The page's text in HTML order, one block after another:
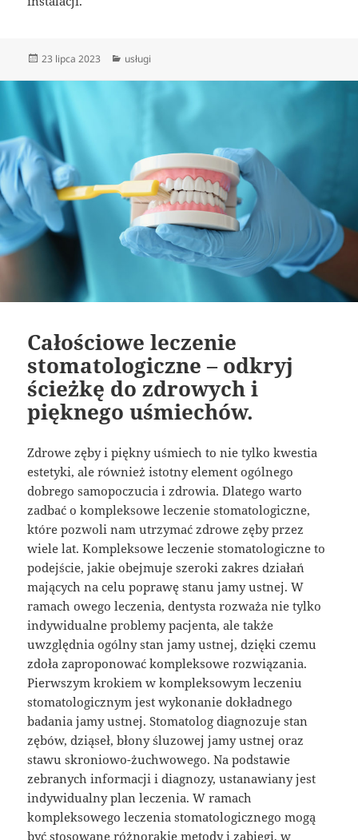
Data
23 lipca 2023 Kategorie
usługi
Całościowe leczenie
stomatologiczne – odkryj
ścieżkę do zdrowych i
pięknego uśmiechów.
Zdrowe zęby i piękny uśmiech to nie tylko kwestia
estetyki, ale również istotny element ogólnego
dobrego samopoczucia i zdrowia. Dlatego warto
zadbać o kompleksowe leczenie stomatologiczne,
które pozwoli nam utrzymać zdrowe zęby przez
wiele lat. Kompleksowe leczenie stomatologiczne to
podejście, jakie obejmuje szeroki zakres działań
mających na celu poprawę stanu jamy ustnej. W
ramach owego leczenia, dentysta rozważa nie tylko
indywidualne problemy pacjenta, ale także
uwzględnia ogólny stan jamy ustnej, dzięki czemu
zdoła zaproponować kompleksowe rozwiązania.
Pierwszym krokiem w kompleksowym leczeniu
stomatologicznym jest wykonanie dokładnego
badania jamy ustnej. Stomatolog diagnozuje stan
zębów, dziąseł, błony śluzowej jamy ustnej oraz
stawu skroniowo-żuchwowego. Na podstawie
zebranych informacji i diagnozy, ustanawiany jest
indywidualny plan leczenia. W ramach
kompleksowego leczenia stomatologicznego mogą
być stosowane różnorakie metody i zabiegi, w